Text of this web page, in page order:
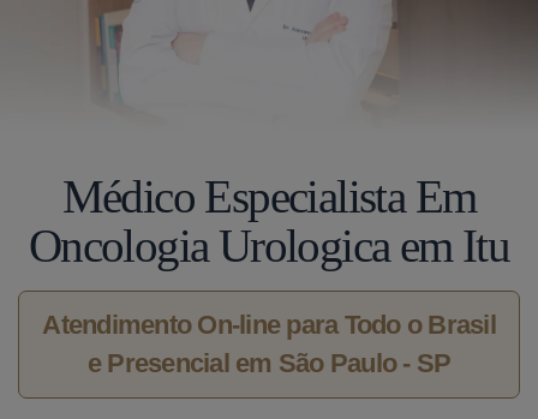
Médico Especialista Em
Oncologia Urologica em Itu
Atendimento On-line para Todo o Brasil
e Presencial em São Paulo - SP